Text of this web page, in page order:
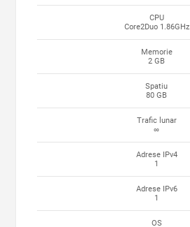
CPU
Core2Duo 1.86GHz
Memorie
2 GB
Spatiu
80 GB
Trafic lunar
∞
Adrese IPv4
1
Adrese IPv6
1
OS